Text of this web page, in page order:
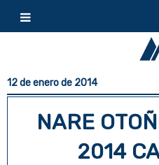
12 de enero de 2014
NARE
2014